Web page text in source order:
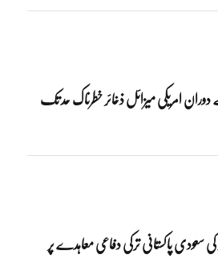
امریکی میزائل ذخائر خطرناک حد تک
سعودی پاکستانی ترکی دفاعی معاہدے پر